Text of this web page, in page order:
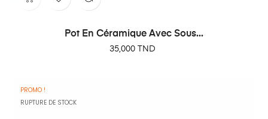
Pot En Céramique Avec Sous...
Prix
35,000 TND
PROMO !
RUPTURE DE STOCK